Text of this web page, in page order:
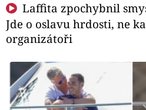
Laffita zpochybnil
Jde o oslavu hrdosti, ne
organizátoři